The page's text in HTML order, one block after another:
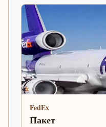
FedEx
Пакет